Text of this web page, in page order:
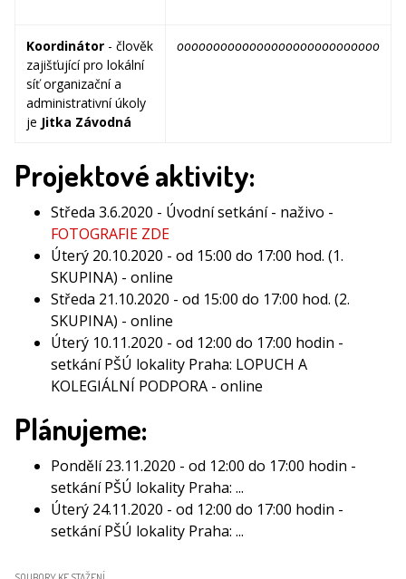
Koordinátor - člověk
zajišťující pro lokální
síť organizační a
administrativní úkoly
je Jitka Závodná
oooooooooooooooooooooooooooo
Projektové aktivity:
Středa 3.6.2020 - Úvodní setkání - naživo -
FOTOGRAFIE ZDE
Úterý 20.10.2020 - od 15:00 do 17:00 hod. (1.
SKUPINA) - online
Středa 21.10.2020 - od 15:00 do 17:00 hod. (2.
SKUPINA) - online
Úterý 10.11.2020 - od 12:00 do 17:00 hodin -
setkání PŠÚ lokality Praha: LOPUCH A
KOLEGIÁLNÍ PODPORA - online
Plánujeme:
Pondělí 23.11.2020 - od 12:00 do 17:00 hodin -
setkání PŠÚ lokality Praha: ...
Úterý 24.11.2020 - od 12:00 do 17:00 hodin -
setkání PŠÚ lokality Praha: ...